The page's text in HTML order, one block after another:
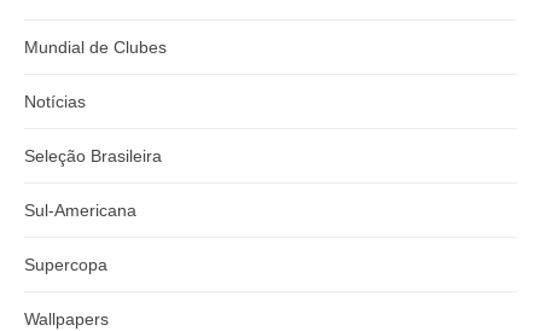
Mundial de Clubes
Notícias
Seleção Brasileira
Sul-Americana
Supercopa
Wallpapers